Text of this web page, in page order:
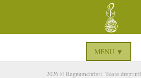
MENU ▼
2026 © Regnumchristi. Toate